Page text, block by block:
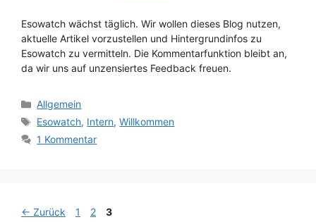
Esowatch wächst täglich. Wir wollen dieses Blog nutzen,
aktuelle Artikel vorzustellen und Hintergrundinfos zu
Esowatch zu vermitteln. Die Kommentarfunktion bleibt an,
da wir uns auf unzensiertes Feedback freuen.
Kategorien
Allgemein
Schlagwörter
Esowatch, Intern,Willkommen
1 Kommentar
← Zurück Seite
1 Seite
2 Seite
3